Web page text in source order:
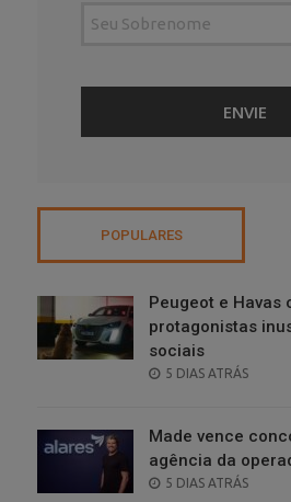
POPULARES
Peugeot e Havas
protagonistas
sociais
POSTED
5 DIAS ATRÁS
Made vence
agência da
POSTED
5 DIAS ATRÁS